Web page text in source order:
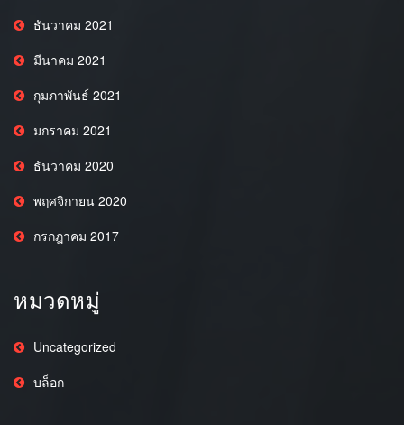
ธันวาคม 2021
มีนาคม 2021
กุมภาพันธ์ 2021
มกราคม 2021
ธันวาคม 2020
พฤศจิกายน 2020
กรกฎาคม 2017
หมวดหมู่
Uncategorized
บล็อก